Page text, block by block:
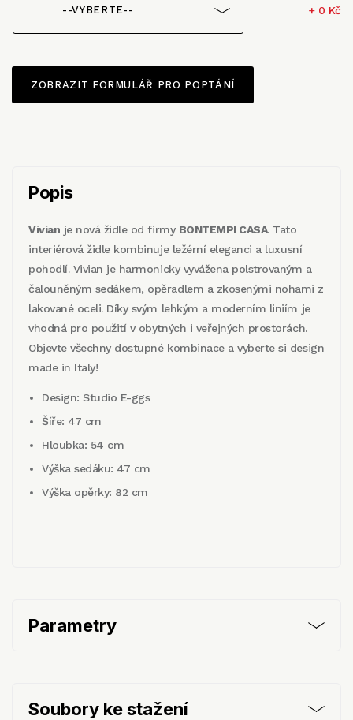
--VYBERTE-- + 0 Kč
ZOBRAZIT FORMULÁŘ PRO POPTÁNÍ
Popis
Vivian je nová židle od firmy BONTEMPI CASA. Tato
interiérová židle kombinuje ležérní eleganci a luxusní
pohodlí. Vivian je harmonicky vyvážena polstrovaným a
čalouněným sedákem, opěradlem a zkosenými nohami z
lakované oceli. Díky svým lehkým a moderním liniím je
vhodná pro použití v obytných i veřejných prostorách.
Objevte všechny dostupné kombinace a vyberte si design
made in Italy!
Design: Studio E-ggs
Šíře: 47 cm
Hloubka: 54 cm
Výška sedáku: 47 cm
Výška opěrky: 82 cm
Parametry
Soubory ke stažení